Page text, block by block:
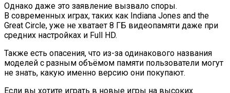
Однако даже это заявление вызвало споры.
В современных играх, таких как Indiana Jones and the
Great Circle, уже не хватает 8 ГБ видеопамяти даже при
средних настройках и Full HD.
Также есть опасения, что из-за одинакового названия
моделей с разным объёмом памяти пользователи могут
не знать, какую именно версию они покупают.
Если вы хотите играть в новые игры на высоких